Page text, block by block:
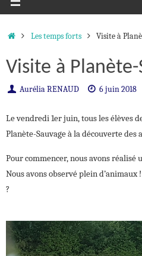
AccueilLes temps forts Visite à
Visite à Planète-
Aurélia RENAUD 6 juin 2018
Le vendredi 1er juin, tous les élèves
Planète-Sauvage à la découverte des
Pour commencer, nous avons réalisé
Nous avons observé plein
?